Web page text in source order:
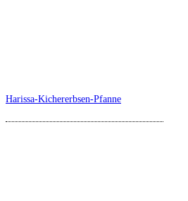
Harissa-Kichererbsen-Pfanne